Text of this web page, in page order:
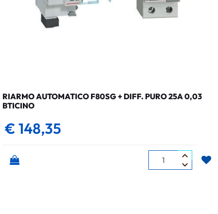
RIARMO AUTOMATICO F80SG + DIFF. PURO 25A 0,03
BTICINO
€ 148,35
Quantità